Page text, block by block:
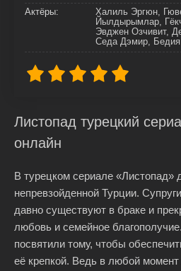
Актёры:
Халиль Эргюн,
Йылдырымлар,
Эвджен Озчивит,
Седа Дэмир,
Листопад турецкий
онлайн
В турецком сериале «Листопад»
непревзойденной Турции.
давно существуют в браке и
любовь и семейное
посвятили тому, чтобы
её крепкой. Ведь в любой